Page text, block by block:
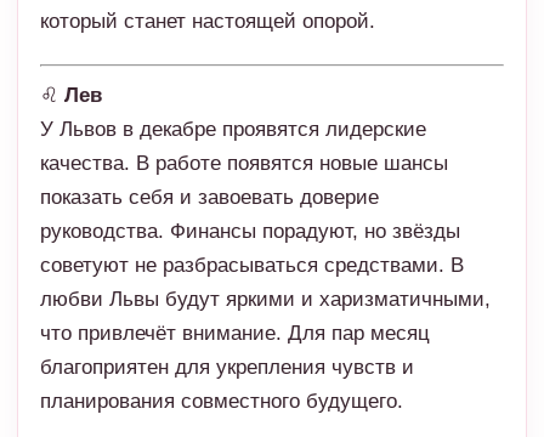
который станет настоящей опорой.
♌ Лев
У Львов в декабре проявятся лидерские
качества. В работе появятся новые шансы
показать себя и завоевать доверие
руководства. Финансы порадуют, но звёзды
советуют не разбрасываться средствами. В
любви Львы будут яркими и харизматичными,
что привлечёт внимание. Для пар месяц
благоприятен для укрепления чувств и
планирования совместного будущего.